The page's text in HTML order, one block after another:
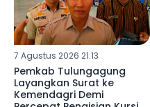
7 Agustus 2026 21:13
Pemkab Tulungagung
Layangkan Surat ke
Kemendagri Demi